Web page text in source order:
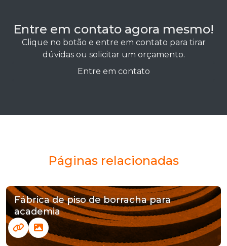
Entre em contato agora mesmo!
Clique no botão e entre em contato para tirar
dúvidas ou solicitar um orçamento.
Entre em contato
Páginas relacionadas
Fábrica de piso de borracha para
academia